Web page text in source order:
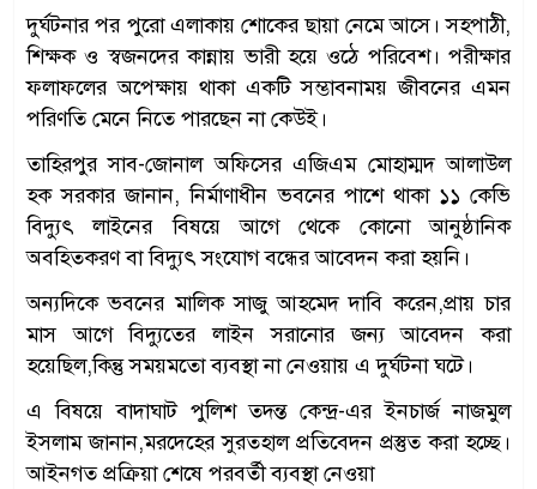
দুর্ঘটনার পর পুরো এলাকায় শোকের ছায়া নেমে আসে। সহপাঠী,
শিক্ষক ও স্বজনদের কান্নায় ভারী হয়ে ওঠে পরিবেশ। পরীক্ষার
ফলাফলের অপেক্ষায় থাকা একটি সম্ভাবনাময় জীবনের এমন
পরিণতি মেনে নিতে পারছেন না কেউই।
তাহিরপুর সাব-জোনাল অফিসের এজিএম মোহাম্মদ আলাউল
হক সরকার জানান, নির্মাণাধীন ভবনের পাশে থাকা ১১ কেভি
বিদ্যুৎ লাইনের বিষয়ে আগে থেকে কোনো আনুষ্ঠানিক
অবহিতকরণ বা বিদ্যুৎ সংযোগ বন্ধের আবেদন করা হয়নি।
অন্যদিকে ভবনের মালিক সাজু আহমেদ দাবি করেন,প্রায় চার
মাস আগে বিদ্যুতের লাইন সরানোর জন্য আবেদন করা
হয়েছিল,কিন্তু সময়মতো ব্যবস্থা না নেওয়ায় এ দুর্ঘটনা ঘটে।
এ বিষয়ে বাদাঘাট পুলিশ তদন্ত কেন্দ্র-এর ইনচার্জ নাজমুল
ইসলাম জানান,মরদেহের সুরতহাল প্রতিবেদন প্রস্তুত করা হচ্ছে।
আইনগত প্রক্রিয়া শেষে পরবর্তী ব্যবস্থা নেওয়া